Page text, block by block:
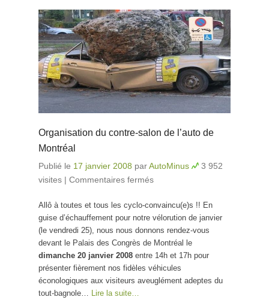
Organisation du contre-salon de l’auto de
Montréal
Publié le 17 janvier 2008 parAutoMinus
3 952
visites | Commentaires fermés
de Montréal
Allô à toutes et tous les cyclo-convaincu(e)s !! En
guise d’échauffement pour notre vélorution de janvier
(le vendredi 25), nous nous donnons rendez-vous
devant le Palais des Congrès de Montréal le
dimanche 20 janvier 2008 entre 14h et 17h pour
présenter fièrement nos fidèles véhicules
éconologiques aux visiteurs aveuglément adeptes du
tout-bagnole… Lire la suite…